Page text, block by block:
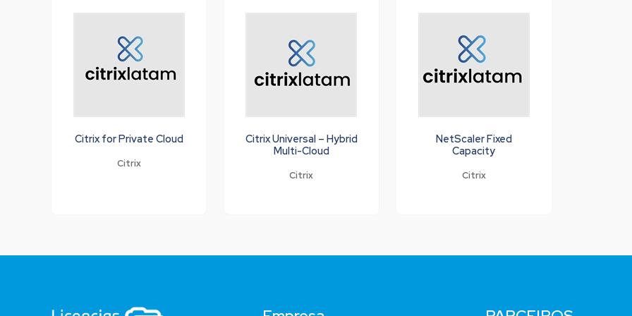
Citrix for Private Cloud
Citrix
Citrix Universal – Hybrid
Multi-Cloud
Citrix
NetScaler Fixed
Capacity
Citrix